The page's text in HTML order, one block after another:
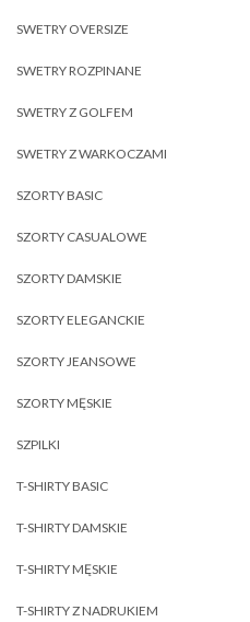
SWETRY OVERSIZE
SWETRY ROZPINANE
SWETRY Z GOLFEM
SWETRY Z WARKOCZAMI
SZORTY BASIC
SZORTY CASUALOWE
SZORTY DAMSKIE
SZORTY ELEGANCKIE
SZORTY JEANSOWE
SZORTY MĘSKIE
SZPILKI
T-SHIRTY BASIC
T-SHIRTY DAMSKIE
T-SHIRTY MĘSKIE
T-SHIRTY Z NADRUKIEM